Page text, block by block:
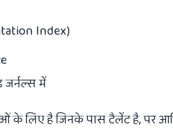
Index)
जर्नल्स में
के लिए है जिनके पास टैलेंट है, पर